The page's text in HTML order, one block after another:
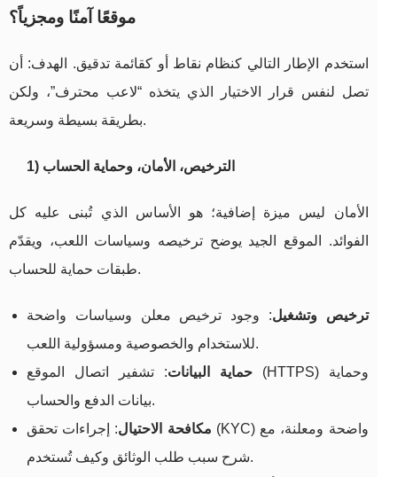
موقعًا آمنًا ومجزياً؟
استخدم الإطار التالي كنظام نقاط أو كقائمة تدقيق. الهدف: أن
تصل لنفس قرار الاختيار الذي يتخذه “لاعب محترف”، ولكن
بطريقة بسيطة وسريعة.
1) الترخيص، الأمان، وحماية الحساب
الأمان ليس ميزة إضافية؛ هو الأساس الذي تُبنى عليه كل
الفوائد. الموقع الجيد يوضح ترخيصه وسياسات اللعب، ويقدّم
طبقات حماية للحساب.
ترخيص وتشغيل: وجود ترخيص معلن وسياسات واضحة
للاستخدام والخصوصية ومسؤولية اللعب.
حماية البيانات: تشفير اتصال الموقع (HTTPS) وحماية
بيانات الدفع والحساب.
مكافحة الاحتيال: إجراءات تحقق (KYC) واضحة ومعلنة، مع
شرح سبب طلب الوثائق وكيف تُستخدم.